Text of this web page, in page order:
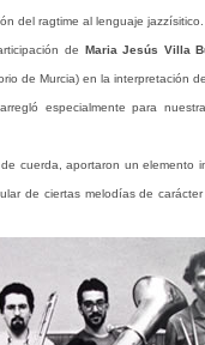
del ragtime al lenguaje jazzísitico.
de Maria Jesús Villa
de Murcia) en la interpretación
especialmente para
cuerda, aportaron un elemento
de ciertas melodías de